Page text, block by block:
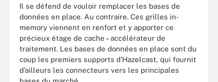
Il se défend de vouloir remplacer les bases de
données en place. Au contraire. Ces grilles in-
memory viennent en renfort et y apporter ce
précieux étage de cache – accélérateur de
traitement. Les bases de données en place sont du
coup les premiers supports d’Hazelcast, qui fournit
d’ailleurs les connecteurs vers les principales